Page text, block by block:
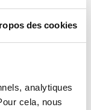
des cookies
analytiques
cela, nous
Vous
1